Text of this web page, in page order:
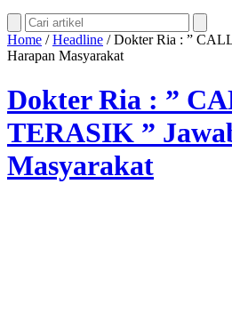
Home /Headline /Dokter Ria : ”
Harapan Masyarakat
Dokter Ria : ”
TERASIK ”
Masyarakat